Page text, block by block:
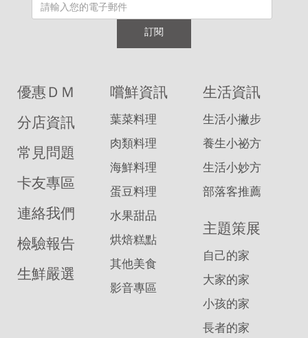
訂閱
優惠ＤＭ
分店資訊
常見問題
卡友專區
連絡我們
檢驗報告
生鮮嚴選
嚐鮮資訊
葉菜料理
肉類料理
海鮮料理
蛋豆料理
水果甜品
烘焙糕點
其他美食
影音專區
生活資訊
生活小撇步
養生小祕方
生活小妙方
部落客推薦
主題策展
自己的家
大家的家
小孩的家
長者的家